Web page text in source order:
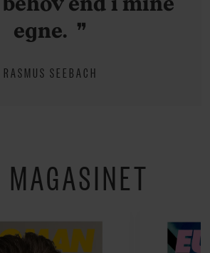
egne.
RASMUS SEEBACH